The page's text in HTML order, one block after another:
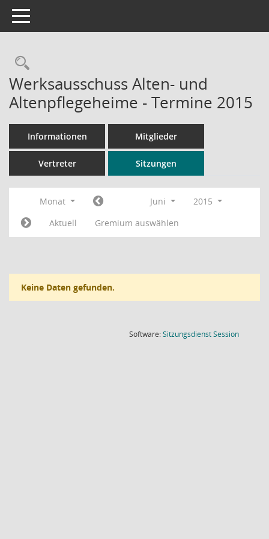
Toggle navigation
Rechercheauswahl
Werksausschuss Alten- und
Altenpflegeheime - Termine 2015
Informationen Mitglieder
Vertreter Sitzungen
Monat Juni
2015
Aktuell
Gremium auswählen
Keine Daten gefunden.
Software:SitzungsdienstSession(Wird in